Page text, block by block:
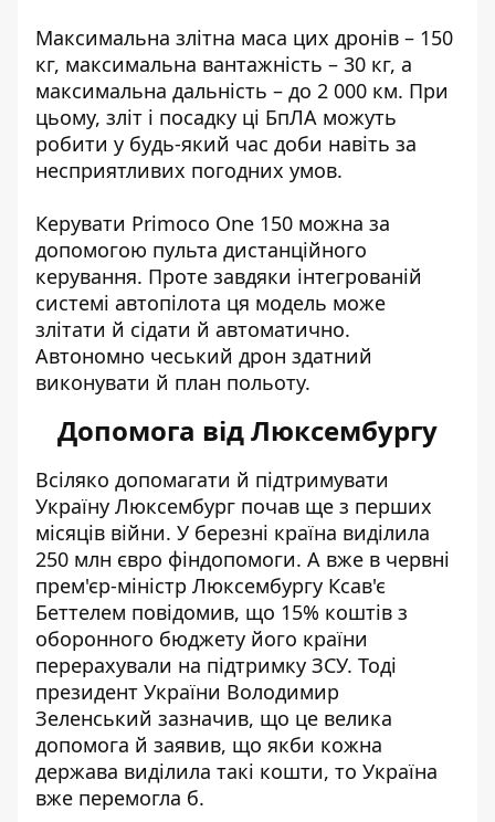
Максимальна злітна маса цих дронів – 150
кг, максимальна вантажність – 30 кг, а
максимальна дальність – до 2 000 км. При
цьому, зліт і посадку ці БпЛА можуть
робити у будь-який час доби навіть за
несприятливих погодних умов.
Керувати Primoco One 150 можна за
допомогою пульта дистанційного
керування. Проте завдяки інтегрованій
системі автопілота ця модель може
злітати й сідати й автоматично.
Автономно чеський дрон здатний
виконувати й план польоту.
Допомога від Люксембургу
Всіляко допомагати й підтримувати
Україну Люксембург почав ще з перших
місяців війни. У березні країна виділила
250 млн євро фіндопомоги. А вже в червні
прем'єр-міністр Люксембургу Ксав'є
Беттелем повідомив, що 15% коштів з
оборонного бюджету його країни
перерахували на підтримку ЗСУ. Тоді
президент України Володимир
Зеленський зазначив, що це велика
допомога й заявив, що якби кожна
держава виділила такі кошти, то Україна
вже перемогла б.